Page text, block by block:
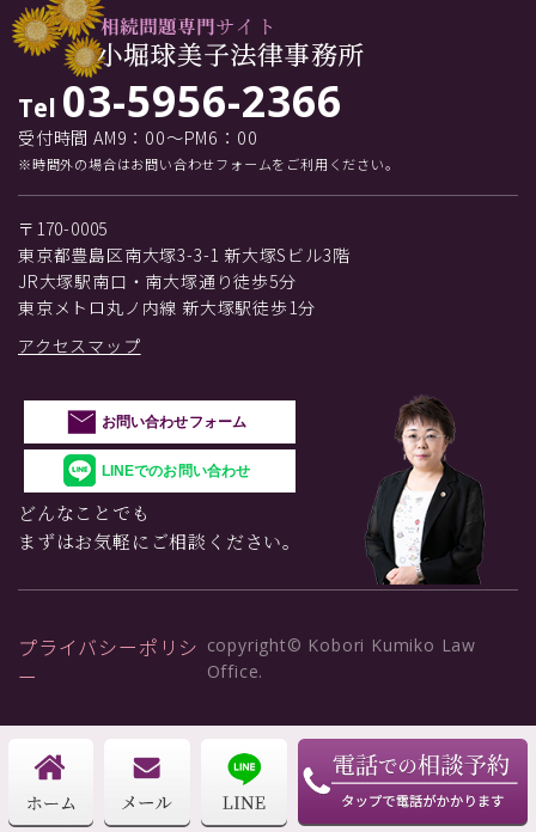
Tel 03-5956-2366
受付時間 AM9：00～PM6：00
※時間外の場合はお問い合わせフォームをご利用ください。
〒170-0005
東京都豊島区南大塚3-3-1 新大塚Sビル3階
JR大塚駅南口・南大塚通り徒歩5分
東京メトロ丸ノ内線 新大塚駅徒歩1分
アクセスマップ
お問い合わせフォーム
LINEでのお問い合わせ
どんなことでも
まずはお気軽にご相談ください。
プライバシーポリシ
ー
copyright© Kobori Kumiko Law
Office.